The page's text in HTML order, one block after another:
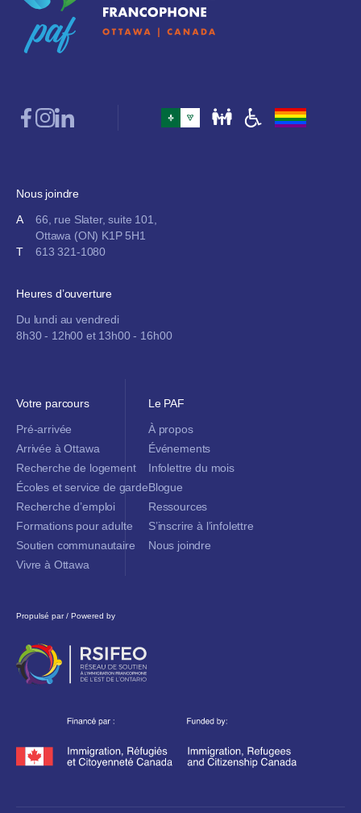
Nous joindre
A
66, rue Slater, suite 101,
Ottawa (ON) K1P 5H1
T
613 321-1080
Heures d’ouverture
Du lundi au vendredi
8h30 - 12h00 et 13h00 - 16h00
Votre parcours
Pré-arrivée
Arrivée à Ottawa
Recherche de logement
Écoles et service de garde
Recherche d’emploi
Formations pour adulte
Soutien communautaire
Vivre à Ottawa
Le PAF
À propos
Événements
Infolettre du mois
Blogue
Ressources
S’inscrire à l’infolettre
Nous joindre
Propulsé par / Powered by